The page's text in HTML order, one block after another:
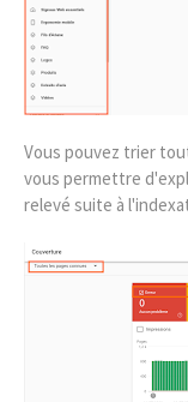
Vous pouvez trier
vous permettre
relevé suite à